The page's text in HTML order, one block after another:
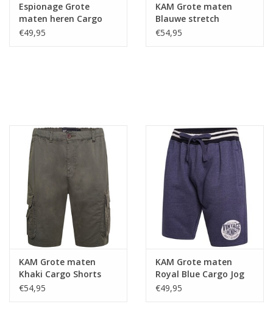
Espionage Grote
maten heren Cargo
Shorts - Dark Sand
€49,95
KAM Grote maten
Blauwe stretch
katoen-linnen shorts
€54,95
KAM Grote maten
Khaki Cargo Shorts
€54,95
KAM Grote maten
Royal Blue Cargo Jog
Short
€49,95